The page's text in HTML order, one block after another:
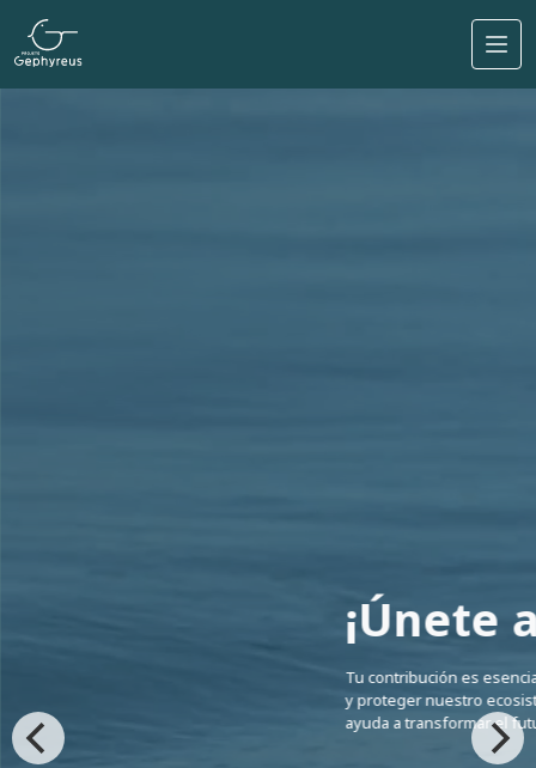
Pasar al contenido principal
¡Únete
Tu contribución es
y proteger nuestro
ayuda a transformar el